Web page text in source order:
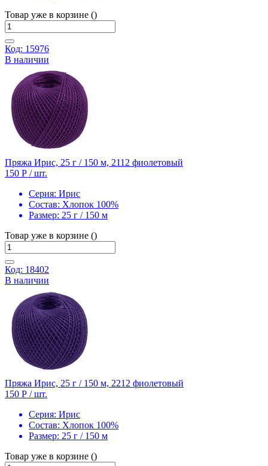
Товар уже в корзине ()
Код: 15976
В наличии
Пряжа Ирис, 25 г / 150 м, 2112 фиолетовый
150 Р / шт.
Серия: Ирис
Состав: Хлопок 100%
Размер: 25 г / 150 м
Товар уже в корзине ()
Код: 18402
В наличии
Пряжа Ирис, 25 г / 150 м, 2212 фиолетовый
150 Р / шт.
Серия: Ирис
Состав: Хлопок 100%
Размер: 25 г / 150 м
Товар уже в корзине ()